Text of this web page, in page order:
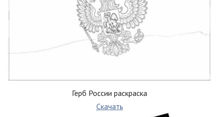
Герб России раскраска
Скачать